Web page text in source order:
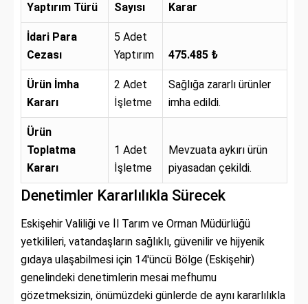
Yaptırım Türü
Sayısı
Karar
İdari Para
Cezası
5 Adet
Yaptırım
475.485 ₺
Ürün İmha
Kararı
2 Adet
İşletme
Sağlığa zararlı ürünler
imha edildi.
Ürün
Toplatma
Kararı
1 Adet
İşletme
Mevzuata aykırı ürün
piyasadan çekildi.
Denetimler Kararlılıkla Sürecek
Eskişehir Valiliği ve İl Tarım ve Orman Müdürlüğü
yetkilileri, vatandaşların sağlıklı, güvenilir ve hijyenik
gıdaya ulaşabilmesi için 14'üncü Bölge (Eskişehir)
genelindeki denetimlerin mesai mefhumu
gözetmeksizin, önümüzdeki günlerde de aynı kararlılıkla